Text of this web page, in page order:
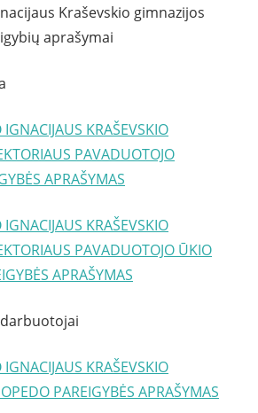
Kraševskio gimnazijos
aprašymai
KRAŠEVSKIO
PAVADUOTOJO
APRAŠYMAS
KRAŠEVSKIO
PAVADUOTOJO ŪKIO
APRAŠYMAS
KRAŠEVSKIO
PAREIGYBĖS APRAŠYMAS